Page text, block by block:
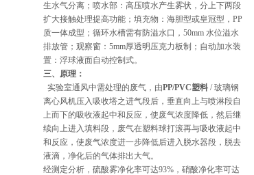
生水气分离；喷水部：高压喷水产生雾状，分上下两段
扩大接触处理提高功能；填充物：海胆型或皇冠型，PP
质一体成型；循环水槽需有防溢水口，50mm 水位溢水
排放管；观察窗：5mm厚透明压克力板制；自动加水装
置：浮球液面自动控制式。
三、原理：
实验室通风中需处理的废气，由PP/PVC塑料 / 玻璃钢
离心风机压入吸收塔之进气段后，垂直向上与喷淋段自
上而下的吸收液起中和反应，使废气浓度降低，然后继
续向上进入填料段，废气在塑料球打滚再与吸收液起中
和反应，使废气浓度进一步降低后进入脱水器段，脱去
液滴，净化后的气体排出大气。
经测定分析，硫酸雾净化率可达93%，硝酸净化率可达